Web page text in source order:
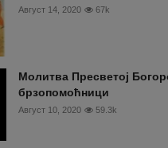
Август 14, 2020 67k
Молитва Пресветој
брзопомоћници
Август 10, 2020 59.3k